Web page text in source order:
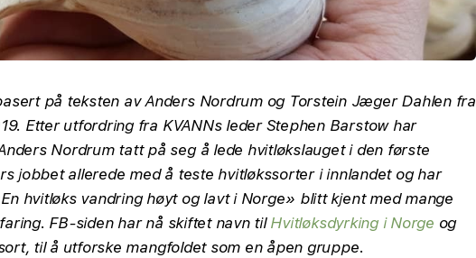
på teksten av Anders Nordrum og Torstein Jæger Dahlen fra
Etter utfordring fra KVANNs leder Stephen Barstow har
Nordrum tatt på seg å lede hvitløkslauget i den første
jobbet allerede med å teste hvitløkssorter i innlandet og har
hvitløks vandring høyt og lavt i Norge» blitt kjent med mange
FB-siden har nå skiftet navn til Hvitløksdyrking i Norge og
til å utforske mangfoldet som en åpen gruppe.